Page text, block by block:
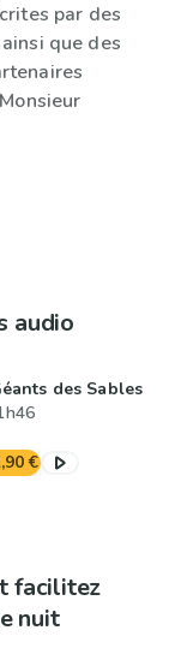
par des
que des
audio
des Sables
€
facilitez
nuit